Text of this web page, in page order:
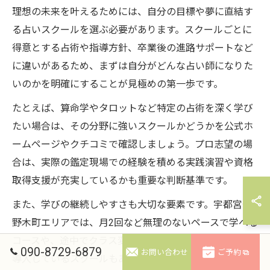
理想の未来を叶えるためには、自分の目標や夢に直結す
る占いスクールを選ぶ必要があります。スクールごとに
得意とする占術や指導方針、卒業後の進路サポートなど
に違いがあるため、まずは自分がどんな占い師になりた
いのかを明確にすることが見極めの第一歩です。
たとえば、算命学やタロットなど特定の占術を深く学び
たい場合は、その分野に強いスクールかどうかを公式ホ
ームページやクチコミで確認しましょう。プロ志望の場
合は、実際の鑑定現場での経験を積める実践演習や資格
取得支援が充実しているかも重要な判断基準です。
また、学びの継続しやすさも大切な要素です。宇都宮や
野木町エリアでは、月2回など無理のないペースで学べる
導入しているスクールもあります。こうした環境は、仕
090-8729-6879 お問い合わせ ご予約